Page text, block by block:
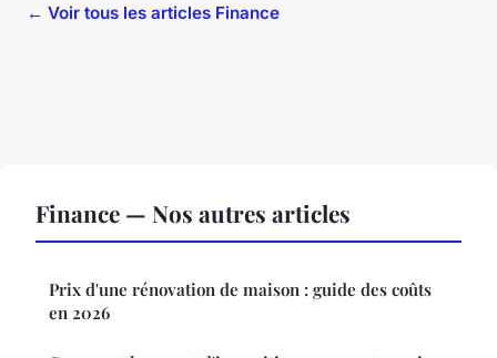
← Voir tous les articles Finance
Finance — Nos autres articles
Prix d'une rénovation de maison : guide des coûts
en 2026